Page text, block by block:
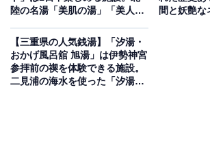
陸の名湯「美肌の湯」「美人の
間と妖艶な
【三重県の人気銭湯】「汐湯・
おかげ風呂舘 旭湯」は伊勢神宮
参拝前の禊を体験できる施設。
二見浦の海水を使った「汐湯」